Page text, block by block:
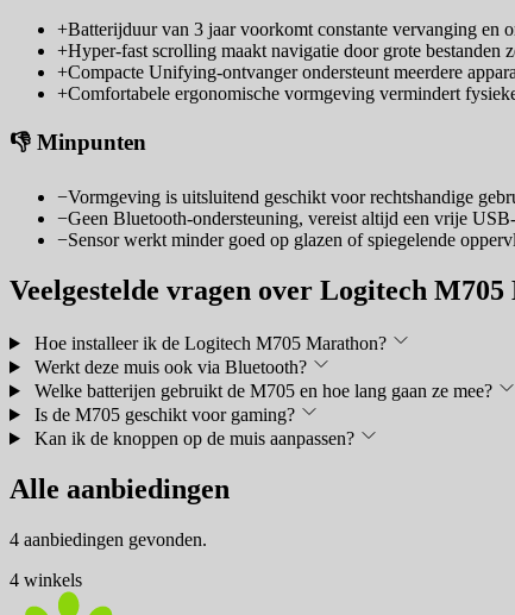
+Batterijduur van 3 jaar voorkomt constante vervanging en
+Hyper-fast scrolling maakt navigatie door grote bestanden
+Compacte Unifying-ontvanger ondersteunt meerdere
+Comfortabele ergonomische vormgeving vermindert
👎 Minpunten
−Vormgeving is uitsluitend geschikt voor rechtshandige
−Geen Bluetooth-ondersteuning, vereist altijd een vrije
−Sensor werkt minder goed op glazen of spiegelende
Veelgestelde vragen over Logitech
Hoe installeer ik de Logitech M705 Marathon?
Werkt deze muis ook via Bluetooth?
Welke batterijen gebruikt de M705 en hoe lang gaan ze mee?
Is de M705 geschikt voor gaming?
Kan ik de knoppen op de muis aanpassen?
Alle aanbiedingen
4 aanbiedingen gevonden.
4 winkels